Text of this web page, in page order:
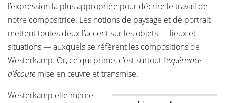
l’expression la plus appropriée pour décrire le travail de
notre compositrice. Les notions de paysage et de portrait
mettent toutes deux l’accent sur les objets — lieux et
situations — auxquels se réfèrent les compositions de
Westerkamp. Or, ce qui prime, c’est surtout l’expérience
d’écoute mise en œuvre et transmise.
Westerkamp elle-même